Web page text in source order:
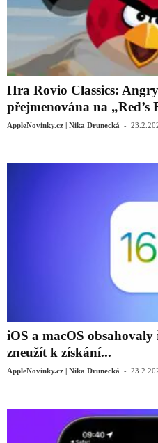
Hra Rovio Classics:
přejmenována na „Red’s
AppleNovinky.cz | Nika Drunecká -
iOS a macOS
zneužít k získání...
AppleNovinky.cz | Nika Drunecká -